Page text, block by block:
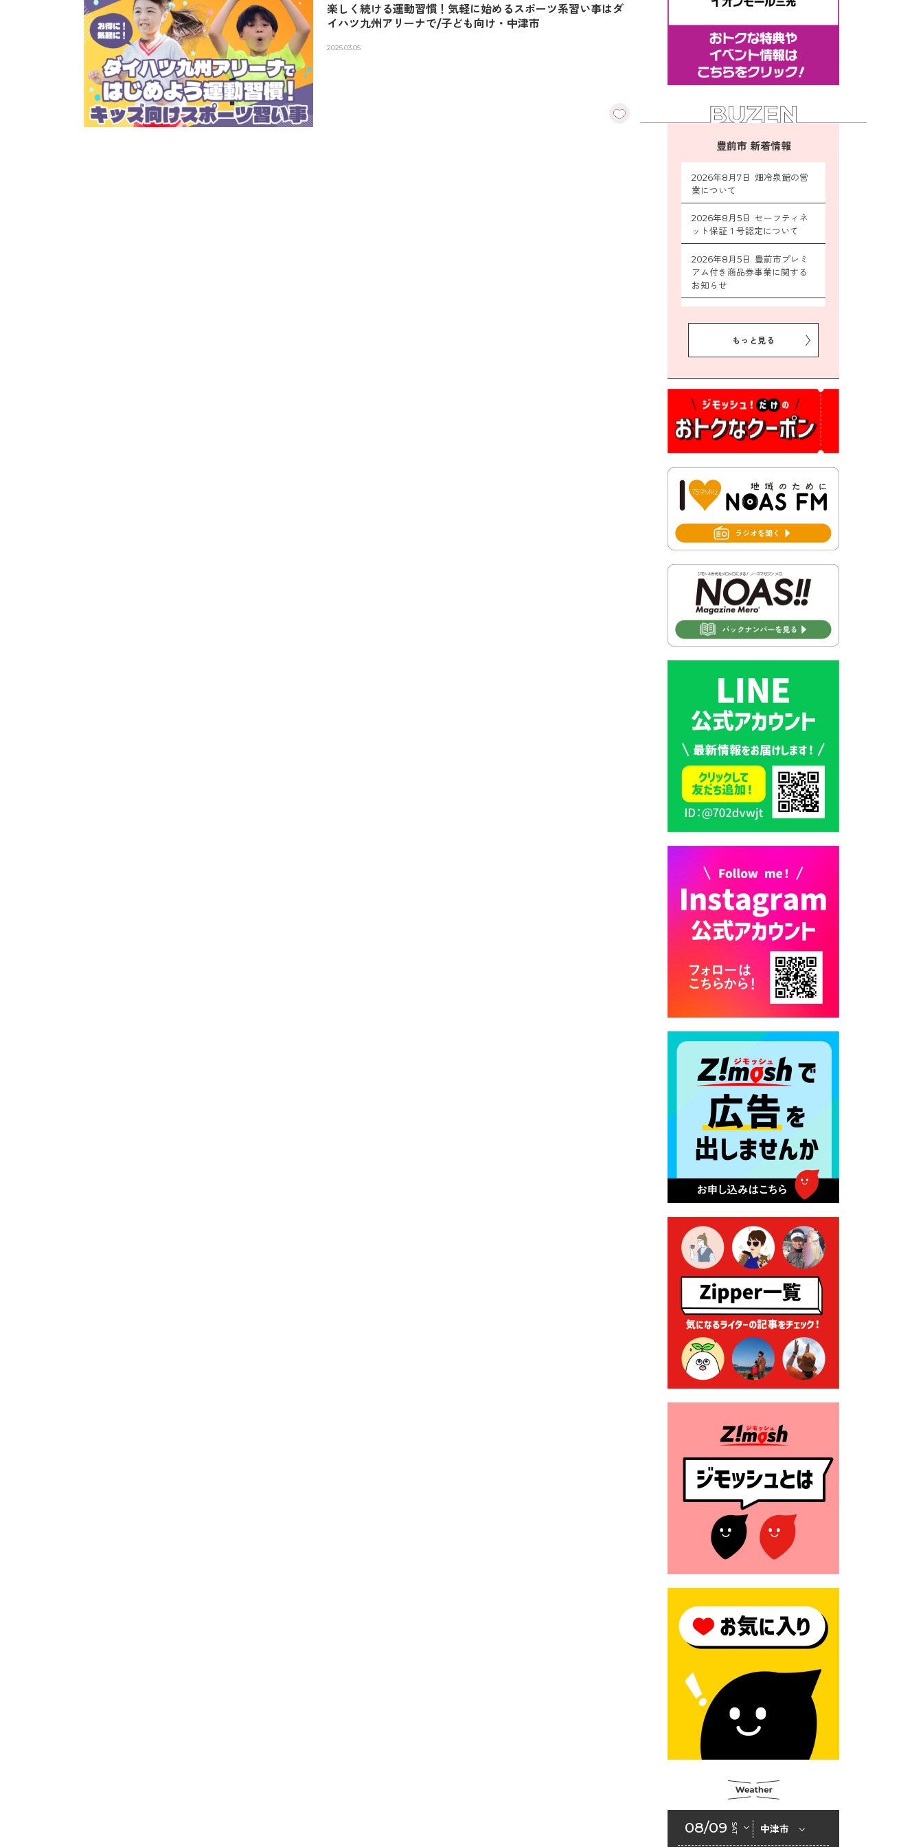
楽しく続ける運動習慣！気軽に始めるスポーツ系習い事はダ
イハツ九州アリーナで/子ども向け・中津市
2025.03.05
豊前市 新着情報
2026年8月7日 畑冷泉館の営
業について
2026年8月5日 セーフティネ
ット保証１号認定について
2026年8月5日 豊前市プレミ
アム付き商品券事業に関する
お知らせ
ン作戦参加者募集
対抗「福岡駅伝」出場選手募
集！
2026年7月31日 第６次豊前市
総合計画後期基本計画策定業
書が変わります！
2026年7月30日 豊前市立豊前
中学校の進捗状況について
2026年7月30日 豊前市立学校
2026年7月30日 豊前市立学校
紹介≪再編計画の見直しにつ
いて≫
2026年7月29日 豊前市指定ご
み袋販売のお知らせ
2026年7月28日 豊前カラス天
狗みなと祭り（花火大会）開
催決定！
2026年7月28日 令和8年度
京築地区水道企業団職員採用
試験（募集）
2026年7月27日 マイナンバー
カード交付に伴う休日および
平日夜間開庁の案内
2026年7月22日 令和８年度
「こども文化パスポート事
2026年7月21日 卜仙の郷 お
盆期間の営業時間のお知らせ
2026年7月17日 バス経路検索
のご利用案内
2026年7月10日 台湾伝統音楽
団体 「北埔八音団・楽善軒」
公演開催のお知らせ
ンディング型ふるさと納税の
実施について
2026年7月9日 農地法等に係
る各種申請に係る登記事項証
明書の添付省略について
2026年7月9日 廃食用油の回
収
2026年7月7日 「おゆずりコ
ーナー」について
2026年7月1日 豊前市民プール
一般開放
（令和８年４月１日施行）
格改定
2026年6月23日 公告一覧（市
内業者対象）を更新しまし
2026年6月23日 （一財）豊前
市佐野・則尾育英会奨学生募
2026年6月18日 セアカゴケグ
モにご注意ください！
ェルターの指定
2026年6月10日 令和８年経済
センサス-活動調査
2026年6月9日 令和８年第３
回定例会「一般質問一覧表」
2026年6月5日 新婚世帯の家
2026年6月2日 戸籍に氏名の
振り仮名が記載されます
もっと見る
08/09 SAT 中津市